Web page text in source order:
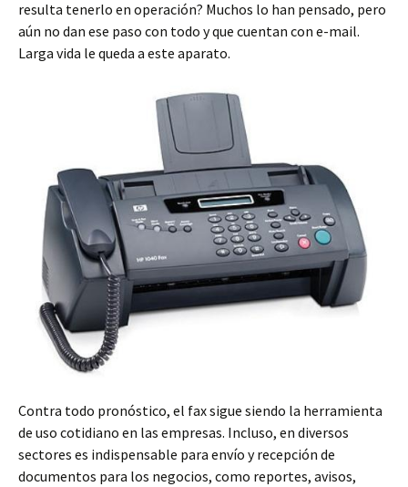
resulta tenerlo en operación? Muchos lo han pensado, pero
aún no dan ese paso con todo y que cuentan con e-mail.
Larga vida le queda a este aparato.
Contra todo pronóstico, el fax sigue siendo la herramienta
de uso cotidiano en las empresas. Incluso, en diversos
sectores es indispensable para envío y recepción de
documentos para los negocios, como reportes, avisos,